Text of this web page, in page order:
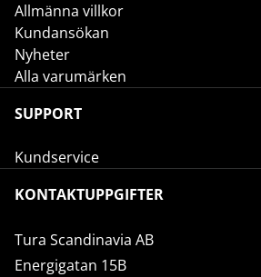
Allmänna villkor
Kundansökan
Nyheter
Alla varumärken
SUPPORT
Kundservice
KONTAKTUPPGIFTER
Tura Scandinavia AB
Energigatan 15B